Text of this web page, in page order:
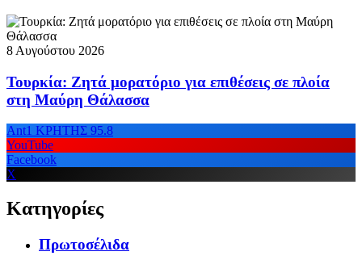
8 Αυγούστου 2026
Τουρκία: Ζητά μορατόριο για επιθέσεις σε πλοία
στη Μαύρη Θάλασσα
Ant1 ΚΡΗΤΗΣ 95.8
YouTube
Facebook
X
Κατηγορίες
Πρωτοσέλιδα